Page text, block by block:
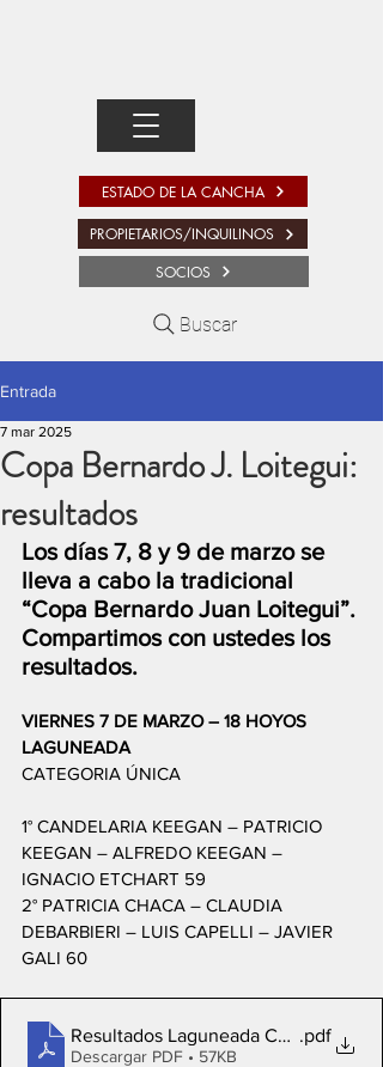
SOCIOS
ESTADO DE LA CANCHA
PROPIETARIOS/INQUILINOS
Buscar
Entrada
Copa Bernardo J. Loitegui:
resultados
7 mar 2025
Los días 7, 8 y 9 de marzo se
lleva a cabo la tradicional
“Copa Bernardo Juan Loitegui”.
Compartimos con ustedes los
resultados.
VIERNES 7 DE MARZO – 18 HOYOS
LAGUNEADA
CATEGORIA ÚNICA
1° CANDELARIA KEEGAN – PATRICIO
KEEGAN – ALFREDO KEEGAN –
IGNACIO ETCHART 59
2° PATRICIA CHACA – CLAUDIA
DEBARBIERI – LUIS CAPELLI – JAVIER
GALI 60
Resultados Laguneada Copa.pdf
Descargar PDF • 57KB